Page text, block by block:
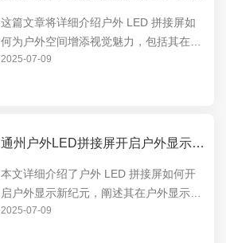
这篇文章将详细介绍户外 LED 拼接屏如
何为户外空间增添视觉魅力，包括其在展
示动态内容、营造氛围等方面的卓越表
2025-07-09
通州户外LED拼接屏开启户外显示新纪元
本文详细介绍了户外 LED 拼接屏如何开
启户外显示新纪元，阐述其在户外显示领
域的独特优势和创新应用，包括高清画
2025-07-09